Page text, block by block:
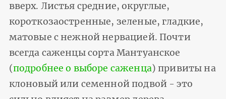
вверх. Листья средние, округлые,
короткозаостренные, зеленые, гладкие,
матовые с нежной нервацией. Почти
всегда саженцы сорта Мантуанское
(подробнее о выборе саженца) привиты на
клоновый или семенной подвой - это